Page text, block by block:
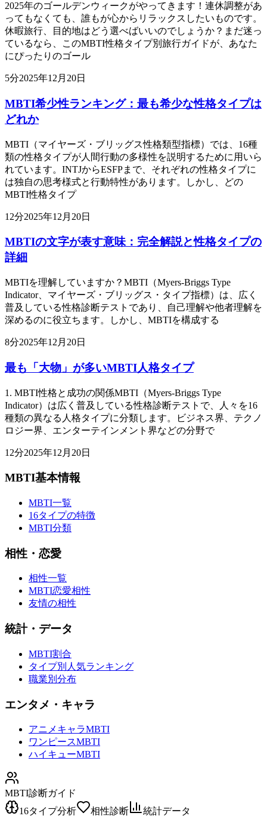
2025年のゴールデンウィークがやってきます！連休調整があ
ってもなくても、誰もが心からリラックスしたいものです。
休暇旅行、目的地はどう選べばいいのでしょうか？まだ迷っ
ているなら、このMBTI性格タイプ別旅行ガイドが、あなた
にぴったりのゴール
5分2025年12月20日
MBTI希少性ランキング：最も希少な性格タイプは
どれか
MBTI（マイヤーズ・ブリッグス性格類型指標）では、16種
類の性格タイプが人間行動の多様性を説明するために用いら
れています。INTJからESFPまで、それぞれの性格タイプに
は独自の思考様式と行動特性があります。しかし、どの
MBTI性格タイプ
12分2025年12月20日
MBTIの文字が表す意味：完全解説と性格タイプの
詳細
MBTIを理解していますか？MBTI（Myers-Briggs Type
Indicator、マイヤーズ・ブリッグス・タイプ指標）は、広く
普及している性格診断テストであり、自己理解や他者理解を
深めるのに役立ちます。しかし、MBTIを構成する
8分2025年12月20日
最も「大物」が多いMBTI人格タイプ
1. MBTI性格と成功の関係MBTI（Myers-Briggs Type
Indicator）は広く普及している性格診断テストで、人々を16
種類の異なる人格タイプに分類します。ビジネス界、テクノ
ロジー界、エンターテインメント界などの分野で
12分2025年12月20日
MBTI基本情報
MBTI一覧
16タイプの特徴
MBTI分類
相性・恋愛
相性一覧
MBTI恋愛相性
友情の相性
統計・データ
MBTI割合
タイプ別人気ランキング
職業別分布
エンタメ・キャラ
アニメキャラMBTI
ワンピースMBTI
ハイキューMBTI
MBTI診断ガイド
16タイプ分析
相性診断 統計データ